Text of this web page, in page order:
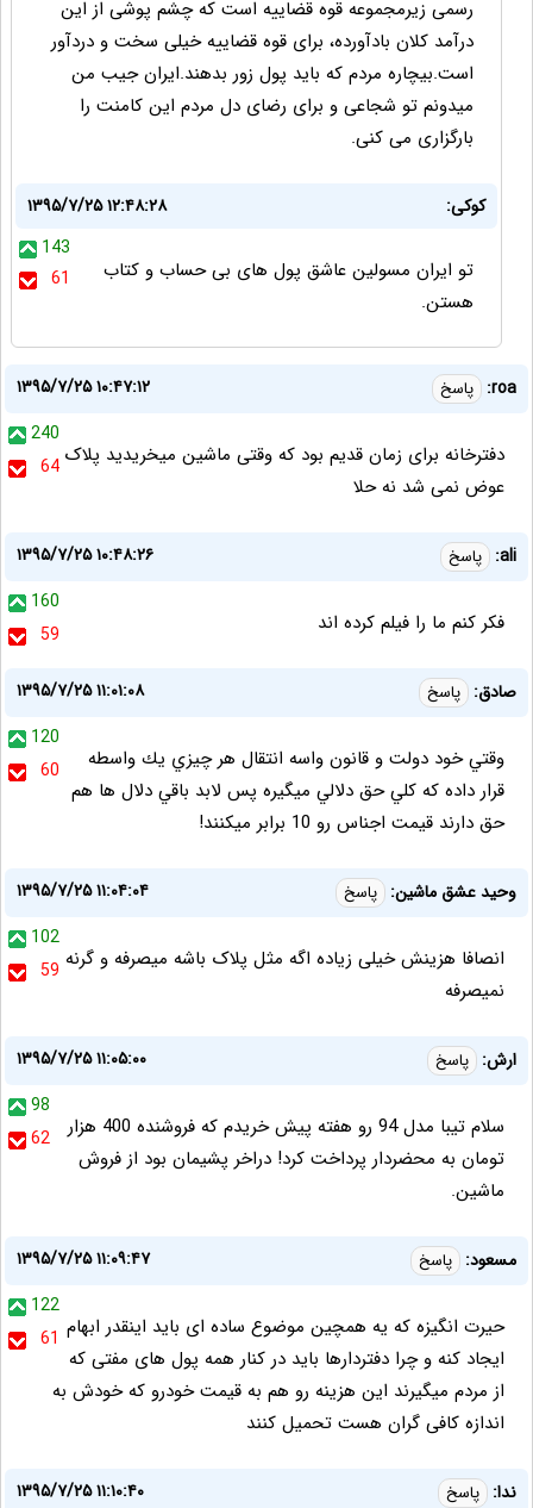
رسمی زیرمجموعه قوه قضاییه است که چشم پوشی از این
درآمد کلان بادآورده، برای قوه قضاییه خیلی سخت و دردآور
است.بیچاره مردم که باید پول زور بدهند.ایران جیب من
میدونم تو شجاعی و برای رضای دل مردم این کامنت را
بارگزاری می کنی.
کوکی:
۱۳۹۵/۷/۲۵ ۱۲:۴۸:۲۸
143
61
تو ایران مسولین عاشق پول های بی حساب و کتاب
هستن.
roa: پاسخ
۱۳۹۵/۷/۲۵ ۱۰:۴۷:۱۲
240
64 دفترخانه برای زمان قدیم بود که وقتی ماشین میخریدید پلاک
عوض نمی شد نه حلا
ali: پاسخ
۱۳۹۵/۷/۲۵ ۱۰:۴۸:۲۶
160
59
فکر کنم ما را فیلم کرده اند
صادق: پاسخ
۱۳۹۵/۷/۲۵ ۱۱:۰۱:۰۸
120
60
وقتي خود دولت و قانون واسه انتقال هر چيزي يك واسطه
قرار داده كه كلي حق دلالي ميگيره پس لابد باقي دلال ها هم
حق دارند قيمت اجناس رو 10 برابر ميكنند!
وحید عشق ماشین: پاسخ
۱۳۹۵/۷/۲۵ ۱۱:۰۴:۰۴
102
59 انصافا هزینش خیلی زیاده اگه مثل پلاک باشه میصرفه و گرنه
نمیصرفه
ارش: پاسخ
۱۳۹۵/۷/۲۵ ۱۱:۰۵:۰۰
98
62
سلام تیبا مدل 94 رو هفته پیش خریدم که فروشنده 400 هزار
تومان به محضردار پرداخت کرد! دراخر پشیمان بود از فروش
ماشین.
مسعود: پاسخ
۱۳۹۵/۷/۲۵ ۱۱:۰۹:۴۷
122
61 حیرت انگیزه که یه همچین موضوع ساده ای باید اینقدر ابهام
ایجاد کنه و چرا دفتردارها باید در کنار همه پول های مفتی که
از مردم میگیرند این هزینه رو هم به قیمت خودرو که خودش به
اندازه کافی گران هست تحمیل کنند
ندا: پاسخ
۱۳۹۵/۷/۲۵ ۱۱:۱۰:۴۰